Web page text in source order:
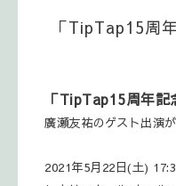
「TipTap15周
「TipTap15周年記
廣瀬友祐のゲスト出演
2021年5月22日(土)